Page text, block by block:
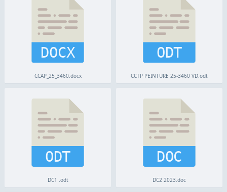
DOCX
CCAP_25_3460.docx
ODT
CCTP PEINTURE 25-3460 VD.odt
ODT
DC1 .odt
DOC
DC2 2023.doc